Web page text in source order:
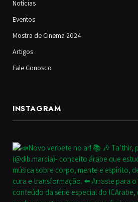
Notícias
Eventos
Mostra de Cinema 2024
Artigos
Fale Conosco
INSTAGRAM